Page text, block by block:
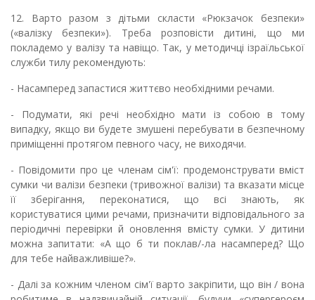
12. Варто разом з дітьми скласти «Рюкзачок безпеки»
(«валізку безпеки»). Треба розповісти дитині, що ми
покладемо у валізу та навіщо. Так, у методичці ізраїльської
служби тилу рекомендують:
- Насамперед запастися життєво необхідними речами.
- Подумати, які речі необхідно мати із собою в тому
випадку, якщо ви будете змушені перебувати в безпечному
приміщенні протягом певного часу, не виходячи.
- Повідомити про це членам сім'ї: продемонструвати вміст
сумки чи валізи безпеки (тривожної валізи) та вказати місце
її зберігання, переконатися, що всі знають, як
користуватися цими речами, призначити відповідального за
періодичні перевірки й оновлення вмісту сумки. У дитини
можна запитати: «А що б ти поклав/-ла насамперед? Що
для тебе найважливіше?».
- Далі за кожним членом сім'ї варто закріпити, що він / вона